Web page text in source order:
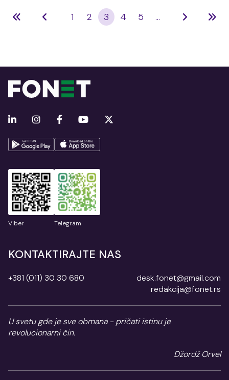
1 2 3 4 5 ...
Viber Telegram
KONTAKTIRAJTE NAS
+381 (011) 30 30 680
desk.fonet@gmail.com
redakcija@fonet.rs
U svetu gde je sve obmana - pričati istinu je
revolucionarni čin.
Džordž Orvel